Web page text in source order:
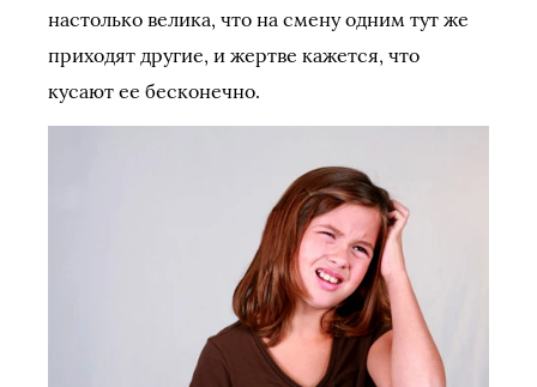
настолько велика, что на смену одним тут же
приходят другие, и жертве кажется, что
кусают ее бесконечно.